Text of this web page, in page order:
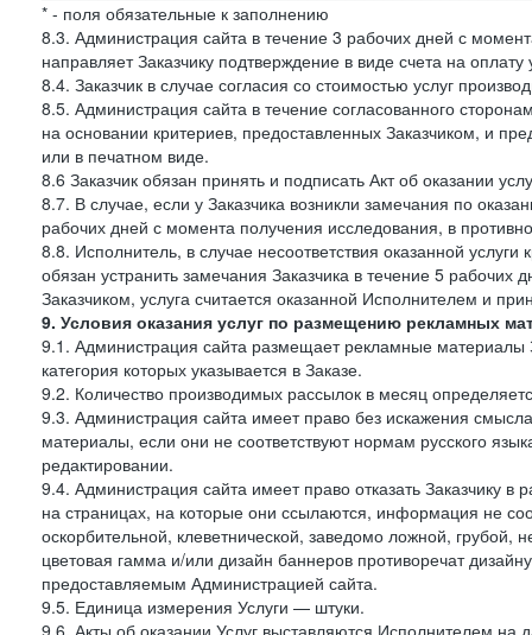
* - поля обязательные к заполнению
8.3. Администрация сайта в течение 3 рабочих дней с
направляет Заказчику подтверждение в виде счета на оплату
8.4. Заказчик в случае согласия со стоимостью услуг
8.5. Администрация сайта в течение согласованного
на основании критериев, предоставленных Заказчиком, и
или в печатном виде.
8.6 Заказчик обязан принять и подписать Акт об оказании
8.7. В случае, если у Заказчика возникли замечания по
рабочих дней с момента получения исследования, в
8.8. Исполнитель, в случае несоответствия оказанной
обязан устранить замечания Заказчика в течение 5 рабочих
Заказчиком, услуга считается оказанной Исполнителем и
9. Условия оказания услуг по размещению рекламных
9.1. Администрация сайта размещает рекламные материалы
категория которых указывается в Заказе.
9.2. Количество производимых рассылок в месяц
9.3. Администрация сайта имеет право без искажения
материалы, если они не соответствуют нормам русского
редактировании.
9.4. Администрация сайта имеет право отказать
на страницах, на которые они ссылаются, информация не
оскорбительной, клеветнической, заведомо ложной,
цветовая гамма и/или дизайн баннеров противоречат
предоставляемым Администрацией сайта.
9.5. Единица измерения Услуги — штуки.
9.6. Акты об оказании Услуг выставляются Исполнителем на